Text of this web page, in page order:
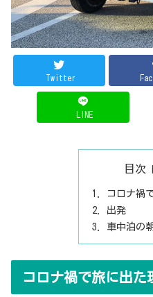
Twitter
LINE
目次
コロナ禍
出発
車中泊の朝
コロナ禍で旅に出た